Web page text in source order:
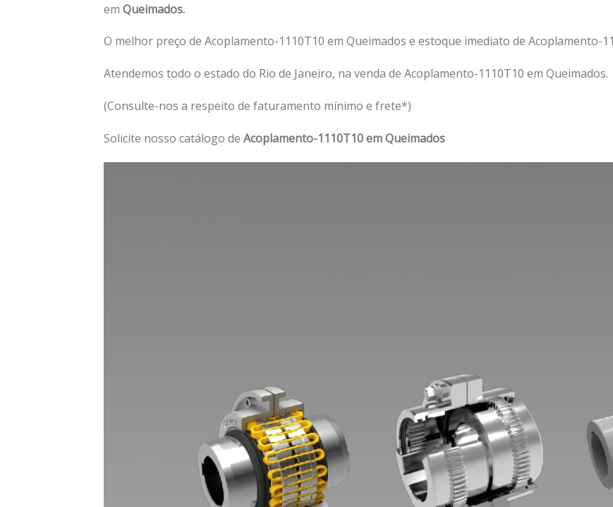
em Queimados.
O melhor preço de Acoplamento-1110T10 em Queimados e estoque imediato de Acoplamento-
Atendemos todo o estado do Rio de Janeiro, na venda de Acoplamento-1110T10 em Queimados.
(Consulte-nos a respeito de faturamento mínimo e frete*)
Solicite nosso catálogo de Acoplamento-1110T10 em Queimados